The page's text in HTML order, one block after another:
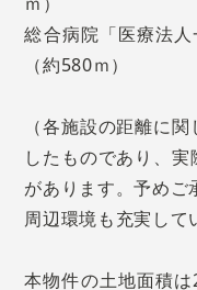
総合病院「医療法
（約580ｍ）
（各施設の距離に
したものであり、
があります。予めご
周辺環境も充実して
本物件の土地面積